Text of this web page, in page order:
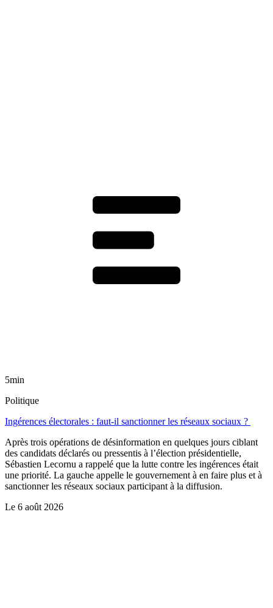
5min
Politique
Ingérences électorales : faut-il sanctionner les réseaux sociaux ?
Après trois opérations de désinformation en quelques jours ciblant
des candidats déclarés ou pressentis à l’élection présidentielle,
Sébastien Lecornu a rappelé que la lutte contre les ingérences était
une priorité. La gauche appelle le gouvernement à en faire plus et à
sanctionner les réseaux sociaux participant à la diffusion.
Le 6 août 2026